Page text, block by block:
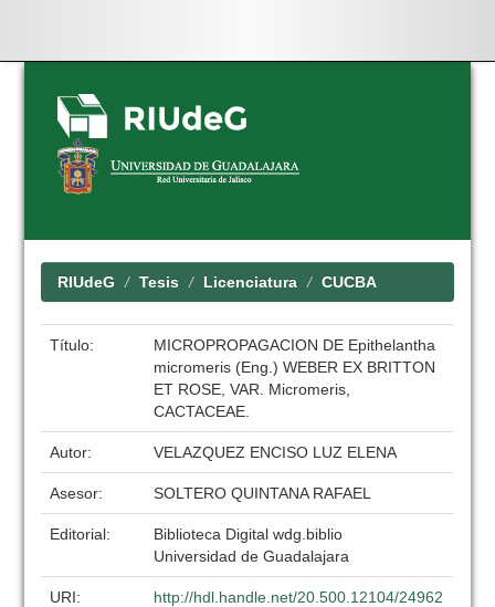
Skip
navigation
RIUdeG Tesis Licenciatura CUCBA
Título:
MICROPROPAGACION DE Epithelantha
micromeris (Eng.) WEBER EX BRITTON
ET ROSE, VAR. Micromeris,
CACTACEAE.
Autor: VELAZQUEZ ENCISO LUZ ELENA
Asesor: SOLTERO QUINTANA RAFAEL
Editorial:
Biblioteca Digital wdg.biblio
Universidad de Guadalajara
URI:
http://hdl.handle.net/20.500.12104/24962